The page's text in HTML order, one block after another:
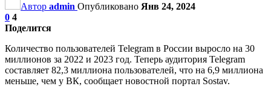
Автор admin Опубликовано Янв 24, 2024
0 4
Поделится
Количество пользователей Telegram в России выросло на 30
миллионов за 2022 и 2023 год. Теперь аудитория Telegram
составляет 82,3 миллиона пользователей, что на 6,9 миллиона
меньше, чем у ВК, сообщает новостной портал Sostav.